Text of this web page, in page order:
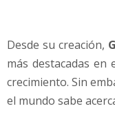
Desde su creación,
más destacadas
crecimiento. Sin
el mundo sabe